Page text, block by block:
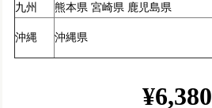
九州
熊本県 宮崎県 鹿児島県
沖縄 沖縄県
¥6,380